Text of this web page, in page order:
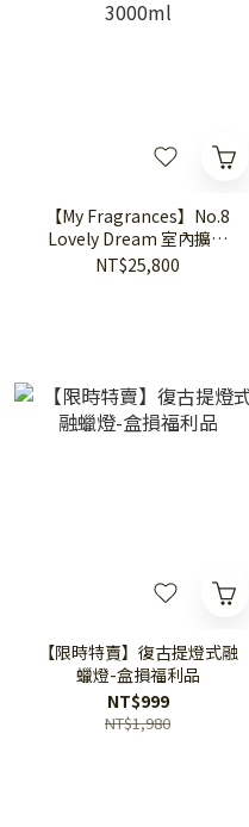
【My Fragrances】No.8
Lovely Dream 室內擴香
3000ml
NT$25,800
【限時特賣】復古提燈式融
蠟燈-盒損福利品
NT$999
NT$1,980